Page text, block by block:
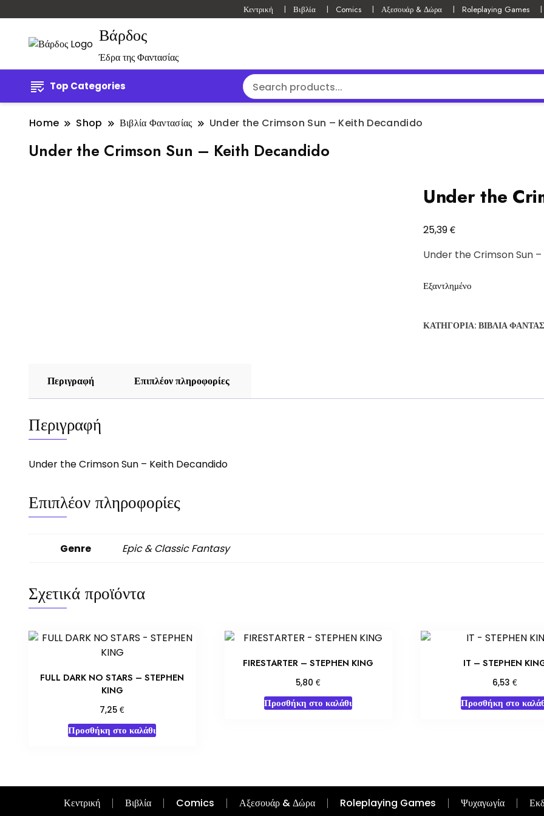
Κεντρική Βιβλία Comics Αξεσουάρ & Δώρα Roleplaying Games
Βάρδος
Έδρα της Φαντασίας
Top Categories
Home Shop Βιβλία Φαντασίας Under the Crimson Sun – Keith Decandido
Under the Crimson Sun – Keith Decandido
Under the
25,39€
Under the Crimson Sun
Εξαντλημένο
ΚΑΤΗΓΟΡΊΑ: ΒΙΒΛΊΑ
Περιγραφή Επιπλέον πληροφορίες
Περιγραφή
Under the Crimson Sun – Keith Decandido
Επιπλέον πληροφορίες
Genre Epic & Classic Fantasy
Σχετικά προϊόντα
FULL DARK NO STARS – STEPHEN
KING
7,25€
Προσθήκη στο καλάθι
FIRESTARTER – STEPHEN KING
5,80€
Προσθήκη στο καλάθι
IT – STEPHEN
6,53 €
Προσθήκη στο
Κεντρική Βιβλία Comics Αξεσουάρ & Δώρα Roleplaying Games Ψυχαγωγία